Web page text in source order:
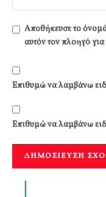
Αποθήκευσε το
αυτόν τον πλοηγό
Επιθυμώ να λαμβάνω
Επιθυμώ να λαμβάνω